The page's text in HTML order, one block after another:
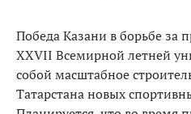
Победа Казани в борьбе за
ХХVII Всемирной летней
собой масштабное
Татарстана новых